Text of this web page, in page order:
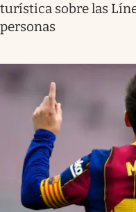
turística sobre las
personas